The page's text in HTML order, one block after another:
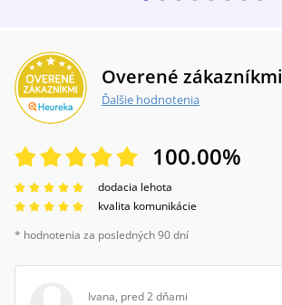
Overené zákazníkmi
Ďalšie hodnotenia
100.00%
dodacia lehota
kvalita komunikácie
* hodnotenia za posledných 90 dní
Ivana, pred 2 dňami